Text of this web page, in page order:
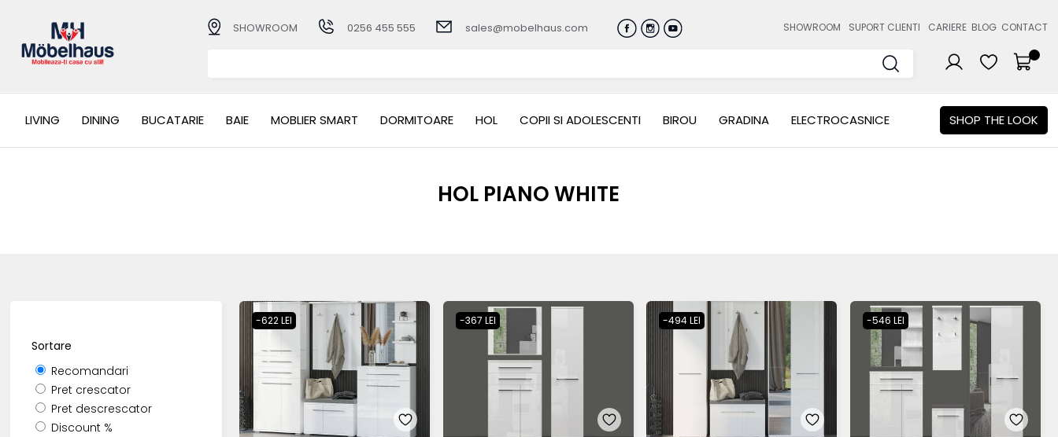
SHOWROOM 0256 455 555 sales@mobelhaus.com SHOWROOM SUPORT CLIENTI CARIERE BLOG CONTACT
LIVING DINING BUCATARIE BAIE MOBLIER SMART DORMITOARE HOL COPII SI ADOLESCENTI BIROU GRADINA ELECTROCASNICE SHOP THE LOOK
HOL PIANO WHITE
Sortare
Recomandari
Pret crescator
Pret descrescator
Discount %
-622 LEI -367 LEI -494 LEI -546 LEI